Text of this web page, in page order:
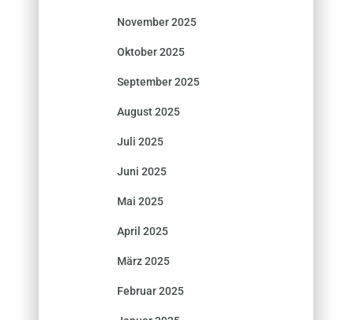
November 2025
Oktober 2025
September 2025
August 2025
Juli 2025
Juni 2025
Mai 2025
April 2025
März 2025
Februar 2025